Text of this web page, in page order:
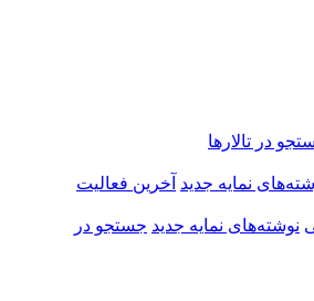
در تالارها
نمایه جدید آخرین فعالیت
نوشته‌های نمایه جدید جستجو در